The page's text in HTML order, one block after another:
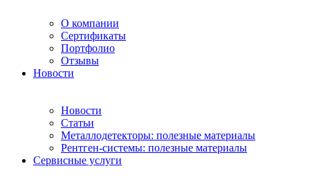
О компании
Сертификаты
Портфолио
Отзывы
Новости
Новости
Статьи
Металлодетекторы: полезные материалы
Рентген-системы: полезные материалы
Сервисные услуги